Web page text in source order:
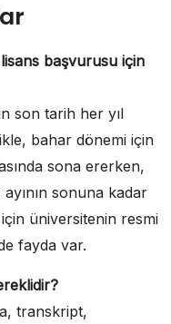
başvurusu için
son tarih her yıl
bahar dönemi için
sona ererken,
sonuna kadar
üniversitenin resmi
fayda var.
transkript,